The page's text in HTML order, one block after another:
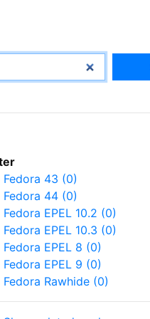
Fedora 43 (0)
Fedora 44 (0)
Fedora EPEL 10.2 (0)
Fedora EPEL 10.3 (0)
Fedora EPEL 8 (0)
Fedora EPEL 9 (0)
Fedora Rawhide (0)